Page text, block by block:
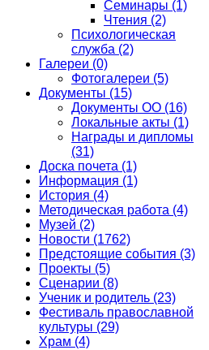
Семинары (1)
Чтения (2)
Психологическая
служба (2)
Галереи (0)
Фотогалереи (5)
Документы (15)
Документы ОО (16)
Локальные акты (1)
Награды и дипломы
(31)
Доска почета (1)
Информация (1)
История (4)
Методическая работа (4)
Музей (2)
Новости (1762)
Предстоящие события (3)
Проекты (5)
Сценарии (8)
Ученик и родитель (23)
Фестиваль православной
культуры (29)
Храм (4)